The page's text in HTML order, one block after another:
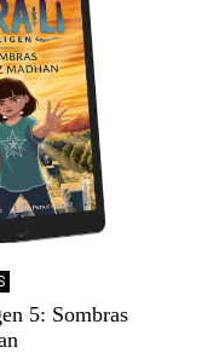
5: Sombras